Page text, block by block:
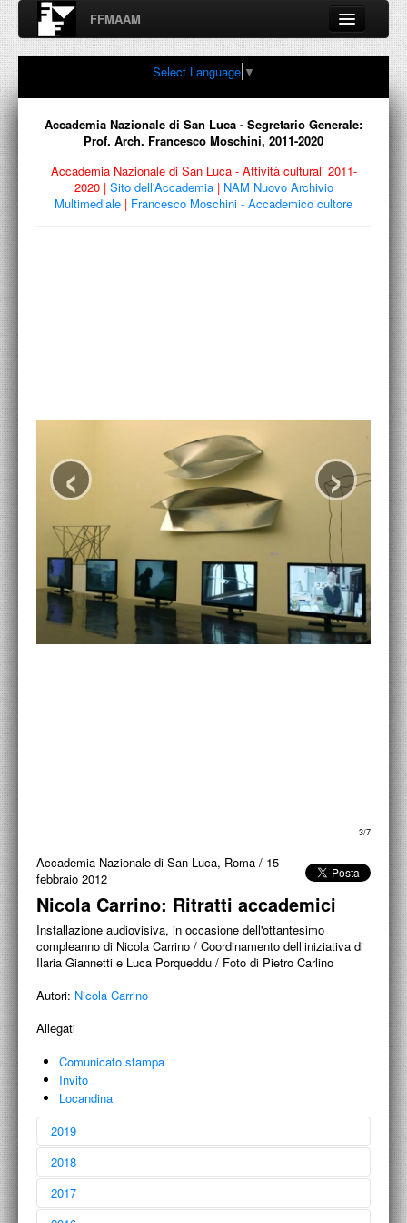
FFMAAM
Fondo Francesco Moschini
A.A.M. Architettura Arte Moderna
Percorsi, nodi, sconfinamenti e contaminazioni tra Arte,
FFMAAM
ACCADEMIA NAZIONALE DI SAN LUCA
I.E.D. / ROMA
POLITECNICO DI BARI
BIBLIOTECA FRANCESCO MOSCHINI
A.A.M. ARCHITETTURA ARTE MODERNA
RECENSIONI GENERALI
MOSTRE
PROGETTO T.E.S.I.
Select Language ▼
Accademia Nazionale di San Luca - Segretario Generale:
Prof. Arch. Francesco Moschini, 2011-2020
Accademia Nazionale di San Luca - Attività culturali 2011-
2020 | Sito dell'Accademia | NAM Nuovo Archivio
Multimediale | Francesco Moschini - Accademico cultore
4/7
‹ ›
Accademia Nazionale di San Luca, Roma / 15
febbraio 2012
Nicola Carrino: Ritratti accademici
Installazione audiovisiva, in occasione dell'ottantesimo
compleanno di Nicola Carrino / Coordinamento dell’iniziativa di
Ilaria Giannetti e Luca Porqueddu / Foto di Pietro Carlino
Autori: Nicola Carrino
Allegati
Comunicato stampa
Invito
Locandina
2019
2018
2017